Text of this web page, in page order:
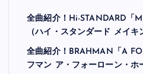
全曲紹介！Hi-STANDARD「
（ハイ・スタンダード メイキ
全曲紹介！BRAHMAN「A
フマン ア・フォーローン・ホ